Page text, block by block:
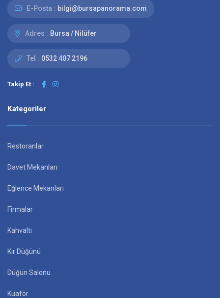
E-Posta : bilgi@bursapanorama.com
Adres : Bursa / Nilüfer
Tel : 0532 407 2196
Takip Et :
Kategoriler
Restoranlar
Davet Mekanları
Eğlence Mekanları
Firmalar
Kahvaltı
Kır Düğünü
Düğün Salonu
Kuaför